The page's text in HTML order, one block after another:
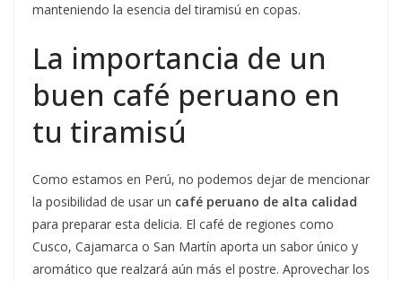
manteniendo la esencia del tiramisú en copas.
La importancia de un
buen café peruano en
tu tiramisú
Como estamos en Perú, no podemos dejar de mencionar
la posibilidad de usar un café peruano de alta calidad
para preparar esta delicia. El café de regiones como
Cusco, Cajamarca o San Martín aporta un sabor único y
aromático que realzará aún más el postre. Aprovechar los